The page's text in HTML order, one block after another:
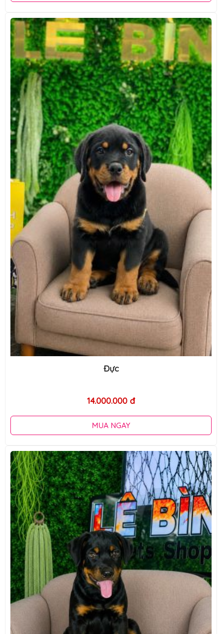
Đực
14.000.000 đ
MUA NGAY